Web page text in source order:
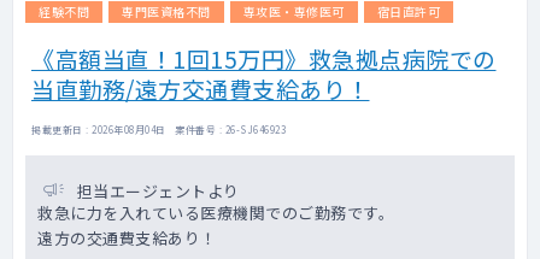
経験不問
専門医資格不問 専攻医・専修医可 宿日直許可
《高額当直！1回15万円》救急拠点病院での
当直勤務/遠方交通費支給あり！
掲載更新日 : 2026年08月04日 案件番号 : 26-SJ646923
担当エージェントより
救急に力を入れている医療機関でのご勤務です。
遠方の交通費支給あり！